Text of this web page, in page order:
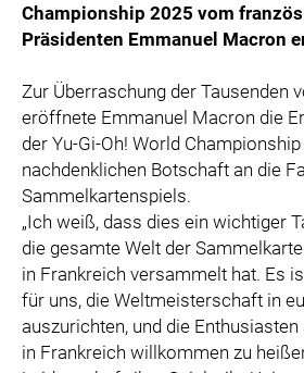
Championship 2025 vom
Präsidenten Emmanuel Macron
Zur Überraschung der Tausenden
eröffnete Emmanuel Macron die
der Yu-Gi-Oh! World
nachdenklichen Botschaft an die
Sammelkartenspiels.
„Ich weiß, dass dies ein wichtiger
die gesamte Welt der
in Frankreich versammelt hat. Es
für uns, die Weltmeisterschaft in
auszurichten, und die
in Frankreich willkommen zu